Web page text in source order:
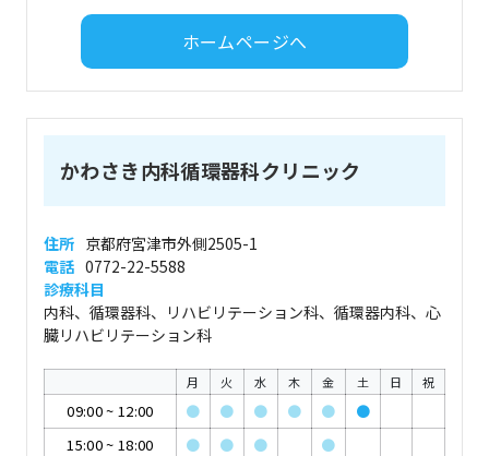
ホームページへ
かわさき内科循環器科クリニック
住所 京都府宮津市外側2505-1
電話 0772-22-5588
診療科目
内科、循環器科、リハビリテーション科、循環器内科、心
臓リハビリテーション科
月 火 水 木 金 土 日 祝
09:00~ 12:00 ● ● ● ● ●
●
15:00~ 18:00 ● ● ● ●